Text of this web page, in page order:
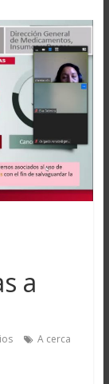
a
A cerca